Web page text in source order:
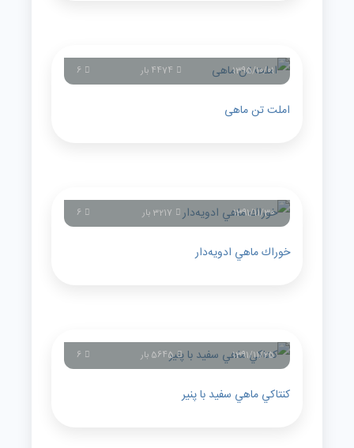
1395/10/01 4474 بار 6
املت تن ماهی
1391/11/30 3217 بار 6
خوراك ماهي ادويه‌دار
1391/11/25 5645 بار 6
كنتاكي ماهي سفيد با پنير